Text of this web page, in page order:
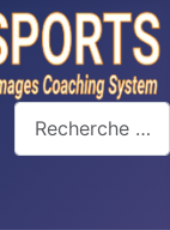
Rechercher